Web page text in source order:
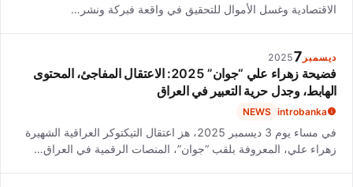
الاقتصادية وغسل الأموال للتحقيق في واقعة فبركة ونشر…
ديسمبر 7
2025
فضيحة زهراء علي “جوان” 2025: الاعتقال المفاجئ، المحتوى
الهابط، وجدل حرية التعبير في العراق
introbanka
NEWS
في مساء يوم 3 ديسمبر 2025، هز اعتقال التيكتوكر العراقية الشهيرة
زهراء علي، المعروفة بلقب “جوان”، المنصات الرقمية في العراق…